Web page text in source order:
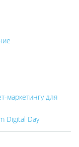
маркетингу для
Digital Day